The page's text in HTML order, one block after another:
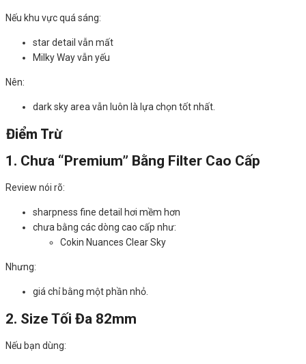
Nếu khu vực quá sáng:
star detail vẫn mất
Milky Way vẫn yếu
Nên:
dark sky area vẫn luôn là lựa chọn tốt nhất.
Điểm Trừ
1. Chưa “Premium” Bằng Filter Cao Cấp
Review nói rõ:
sharpness fine detail hơi mềm hơn
chưa bằng các dòng cao cấp như:
Cokin Nuances Clear Sky
Nhưng:
giá chỉ bằng một phần nhỏ.
2. Size Tối Đa 82mm
Nếu bạn dùng: